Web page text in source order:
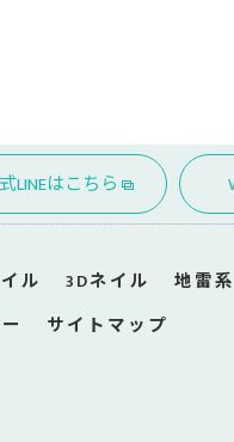
LINEはこちら
ル 3Dネイル 地雷系
サイトマップ